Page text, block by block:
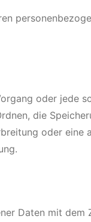
oder jede
die
oder eine
Daten mit dem